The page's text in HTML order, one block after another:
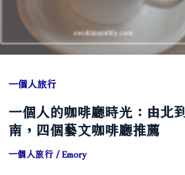
推
薦，
一
重
那
些
一個人旅行
一個人的咖啡廳時光：由北到
南，四個藝文咖啡廳推薦
一個人旅行/ Emory